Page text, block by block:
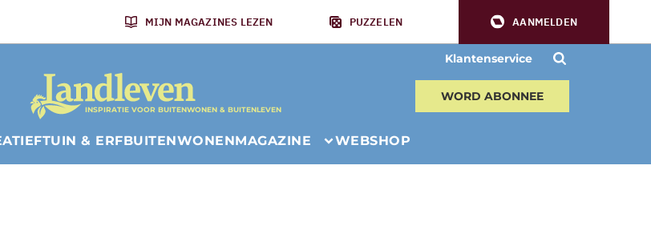
MIJN MAGAZINES LEZEN PUZZELEN AANMELDEN
Klantenservice
INSPIRATIE VOOR BUITENWONEN & BUITENLEVEN
WORD ABONNEE
TUIN & ERFBUITENWONENMAGAZINE WEBSHOP